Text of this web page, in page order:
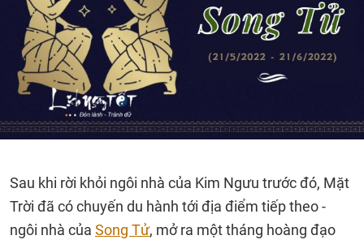
Sau khi rời khỏi ngôi nhà của Kim Ngưu trước đó, Mặt
Trời đã có chuyến du hành tới địa điểm tiếp theo -
ngôi nhà của Song Tử, mở ra một tháng hoàng đạo